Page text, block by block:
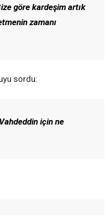
göre kardeşim artık
zamanı
sordu:
için ne